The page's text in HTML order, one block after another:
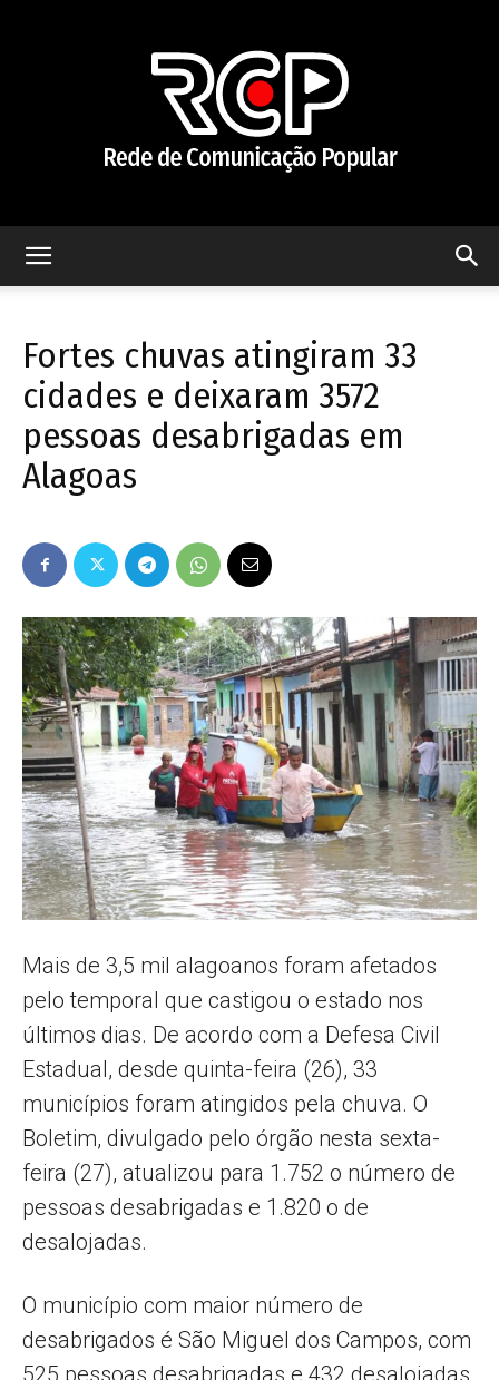
Popular
–
AL
Fortes chuvas atingiram 33
cidades e deixaram 3572
pessoas desabrigadas em
Alagoas
Mais de 3,5 mil alagoanos foram afetados
pelo temporal que castigou o estado nos
últimos dias. De acordo com a Defesa Civil
Estadual, desde quinta-feira (26), 33
municípios foram atingidos pela chuva. O
Boletim, divulgado pelo órgão nesta sexta-
feira (27), atualizou para 1.752 o número de
pessoas desabrigadas e 1.820 o de
desalojadas.
O município com maior número de
desabrigados é São Miguel dos Campos, com
525 pessoas desabrigadas e 432 desalojadas,